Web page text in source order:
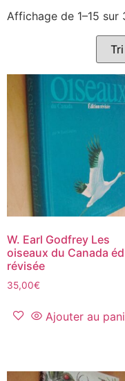
Affichage de 1–15 sur
W. Earl Godfrey Les
oiseaux du Canada
révisée
35,00€
Ajouter au